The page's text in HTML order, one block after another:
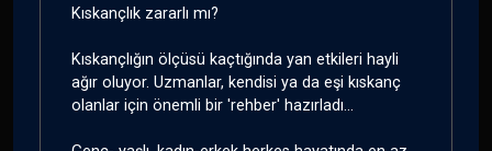
Kıskançlık zararlı mı?
Kıskançlığın ölçüsü kaçtığında yan etkileri hayli
ağır oluyor. Uzmanlar, kendisi ya da eşi kıskanç
olanlar için önemli bir 'rehber' hazırladı...